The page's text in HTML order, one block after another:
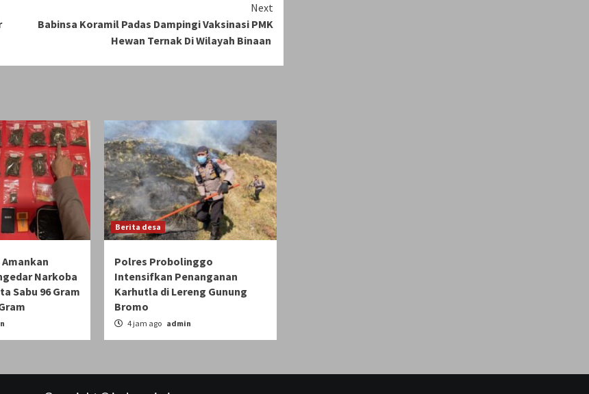
Next
Babinsa Koramil Padas Dampingi Vaksinasi PMK
Hewan Ternak Di Wilayah Binaan
Narkoba
Sabu 96 Gram
Berita desa
Polres Probolinggo
Intensifkan Penanganan
Karhutla di Lereng Gunung
Bromo
4 jam ago admin